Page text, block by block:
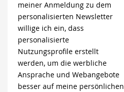
meiner Anmeldung zu dem
personalisierten Newsletter
willige ich ein, dass
personalisierte
Nutzungsprofile erstellt
werden, um die werbliche
Ansprache und Webangebote
besser auf meine persönlichen